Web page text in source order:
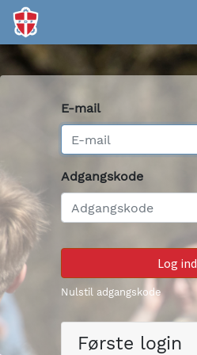
E-mail
Adgangskode
Log ind
Nulstil adgangskode
Første login